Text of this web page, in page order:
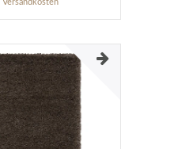
Versandkosten